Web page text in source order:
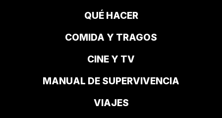
QUÉ HACER
COMIDA Y TRAGOS
CINE Y TV
MANUAL DE SUPERVIVENCIA
VIAJES